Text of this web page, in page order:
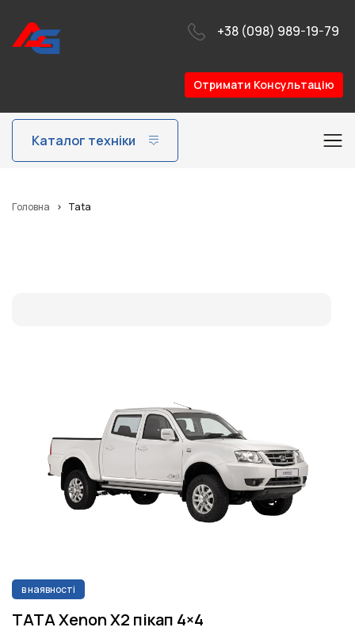
+38 (098) 989-19-79
Отримати Консультацію
Каталог техніки
Головна > Tata
Tata
в наявності
TATA Xenon X2 пікап 4×4